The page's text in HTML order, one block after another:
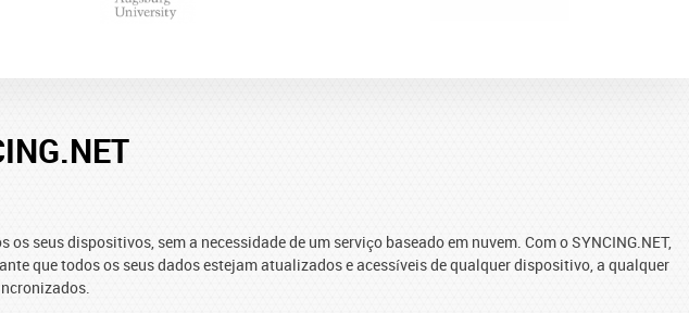
os seus dispositivos, sem a necessidade de um serviço baseado em nuvem. Com o SYNCING.NET,
que todos os seus dados estejam atualizados e acessíveis de qualquer dispositivo, a qualquer